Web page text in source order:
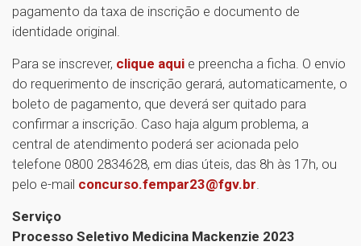
pagamento da taxa de inscrição e documento de
identidade original.
Para se inscrever, clique aqui e preencha a ficha. O envio
do requerimento de inscrição gerará, automaticamente, o
boleto de pagamento, que deverá ser quitado para
confirmar a inscrição. Caso haja algum problema, a
central de atendimento poderá ser acionada pelo
telefone 0800 2834628, em dias úteis, das 8h às 17h, ou
pelo e-mail concurso.fempar23@fgv.br
Serviço
Processo Seletivo Medicina Mackenzie 2023